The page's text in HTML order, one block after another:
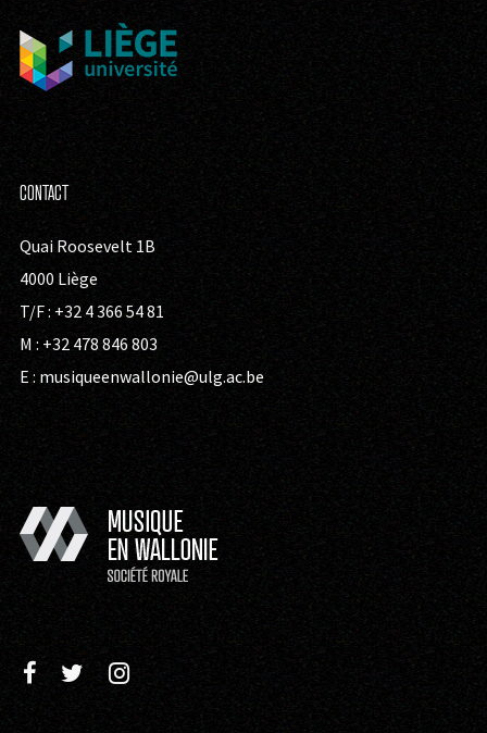
CONTACT
Quai Roosevelt 1B
4000 Liège
T/F : +32 4 366 54 81
M : +32 478 846 803
E : musiqueenwallonie@ulg.ac.be